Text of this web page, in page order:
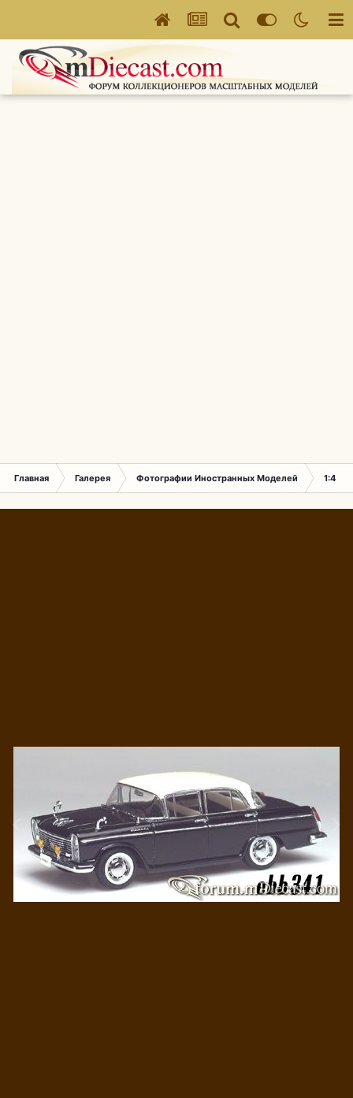
Главная Галерея Фотографии Иностранных Моделей 1:43